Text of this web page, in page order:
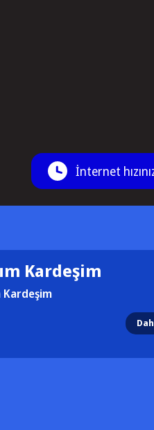
İnternet
Kardeşim
Kardeşim